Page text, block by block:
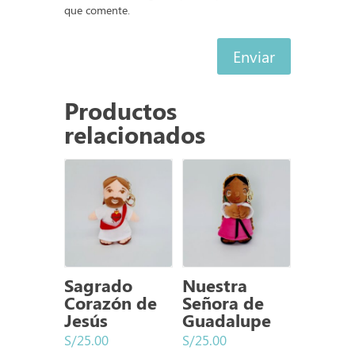
que comente.
Enviar
Productos
relacionados
Sagrado
Corazón de
Jesús
S/25.00
Nuestra
Señora de
Guadalupe
S/25.00